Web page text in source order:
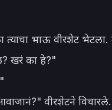
त्याचा भाऊ वीरशेट भेटला.
खरं का हे?"
वीरशेटने विचारले.